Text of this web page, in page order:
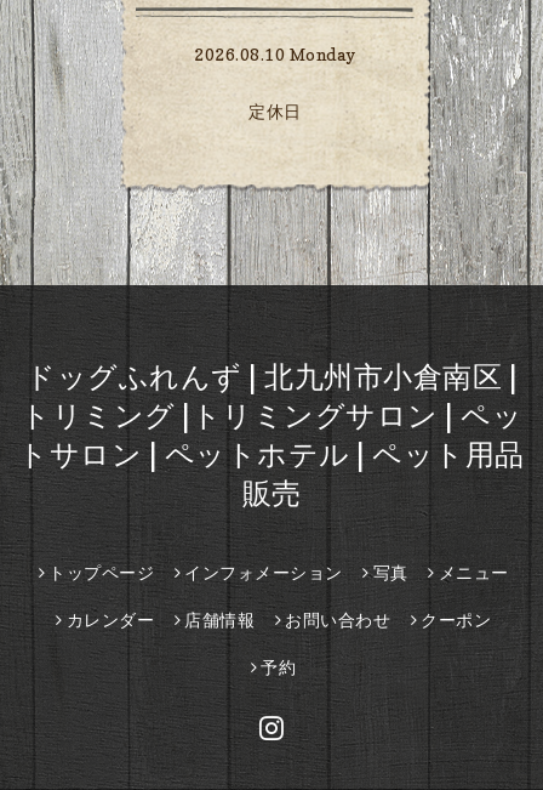
2026.08.10 Monday
定休日
ドッグふれんず | 北九州市小倉南区 |
トリミング |トリミングサロン | ペッ
トサロン | ペットホテル | ペット用品
販売
トップページ インフォメーション 写真 メニュー
カレンダー 店舗情報 お問い合わせ クーポン
予約